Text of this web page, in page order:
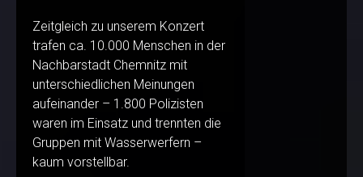
Zeitgleich zu unserem Konzert
trafen ca. 10.000 Menschen in der
Nachbarstadt Chemnitz mit
unterschiedlichen Meinungen
aufeinander – 1.800 Polizisten
waren im Einsatz und trennten die
Gruppen mit Wasserwerfern –
kaum vorstellbar.